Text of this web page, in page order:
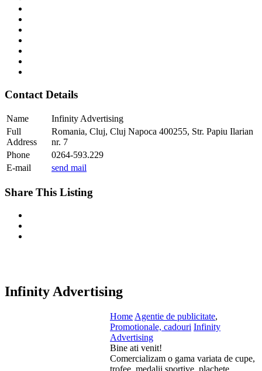
Contact Details
Name
Infinity Advertising
Full
Address
Romania, Cluj, Cluj Napoca 400255, Str. Papiu Ilarian
nr. 7
Phone
0264-593.229
E-mail
send mail
Share This Listing
Infinity Advertising
Home Agentie de publicitate,
Promotionale, cadouri Infinity
Advertising
Bine ati venit!
Comercializam o gama variata de cupe,
trofee, medalii sportive, plachete